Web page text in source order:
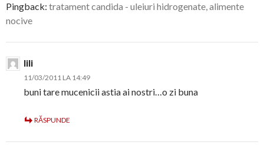
Pingback: tratament candida - uleiuri hidrogenate, alimente
nocive
lili
11/03/2011 LA 14:49
buni tare mucenicii astia ai nostri…o zi buna
RĂSPUNDE